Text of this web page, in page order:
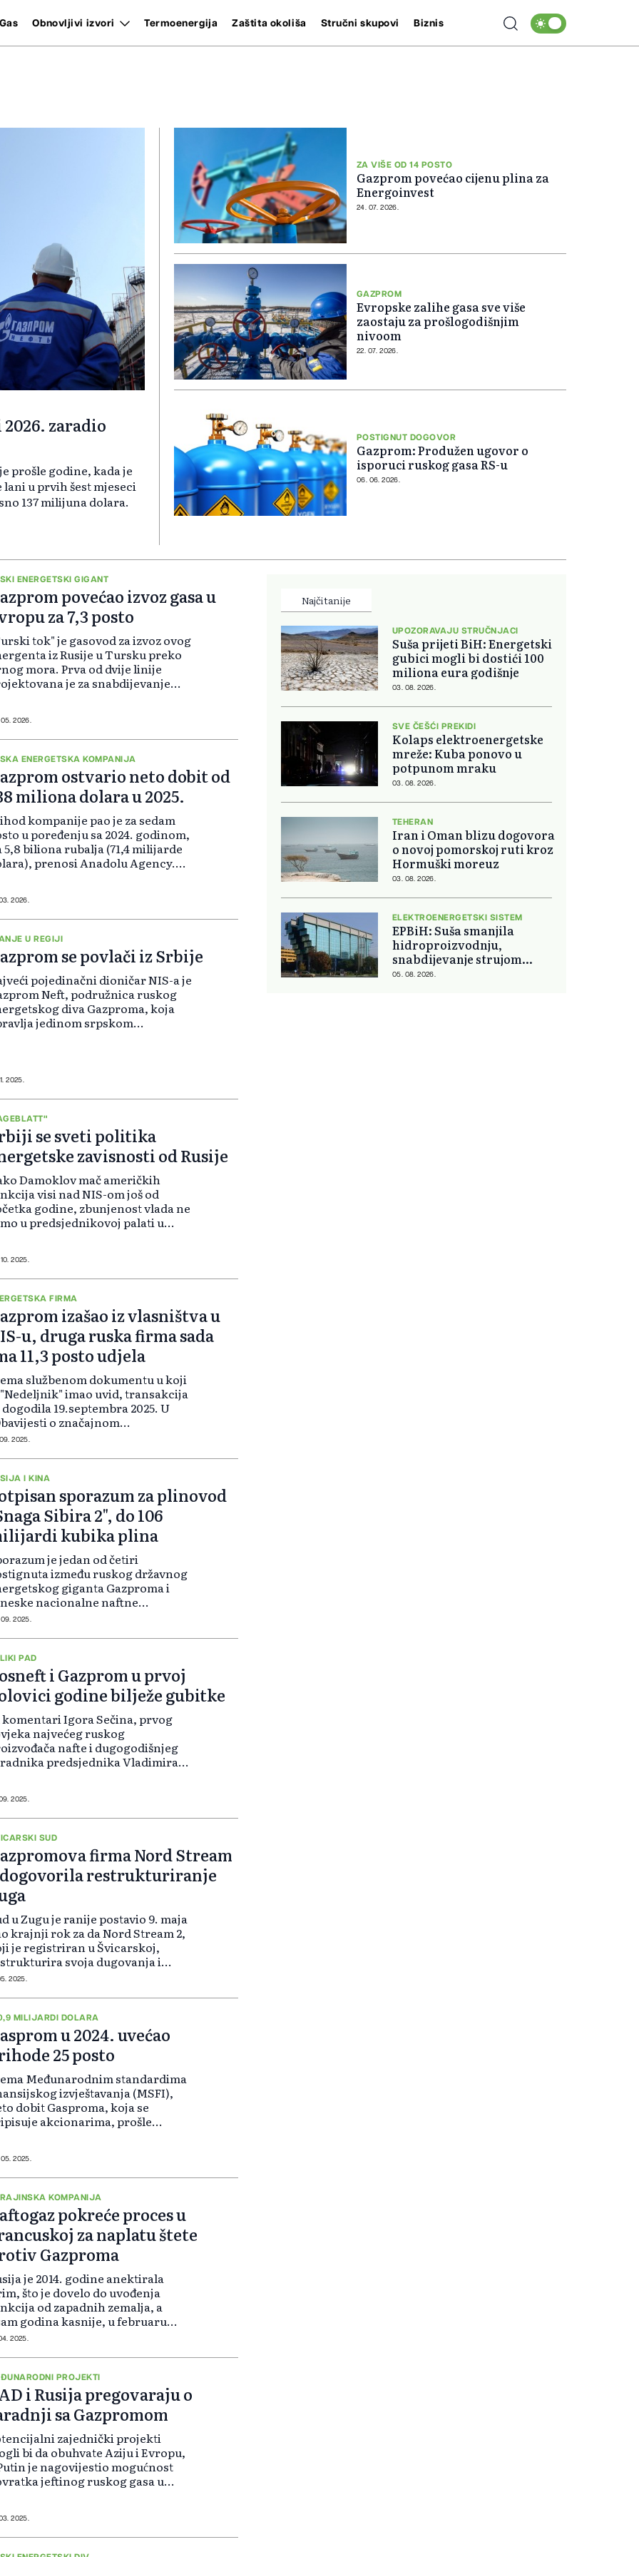
Gas Obnovljivi izvori Termoenergija Zaštita okoliša Stručni skupovi Biznis
zaradio
prošle godine, kada je
u prvih šest mjeseci
137 milijuna dolara.
ZA VIŠE OD 14 POSTO
Gazprom povećao cijenu plina za
Energoinvest
24. 07. 2026.
GAZPROM
Evropske zalihe gasa sve više
zaostaju za prošlogodišnjim
nivoom
22. 07. 2026.
POSTIGNUT DOGOVOR
Gazprom: Produžen ugovor o
isporuci ruskog gasa RS-u
06. 06. 2026.
ENERGETSKI GIGANT
povećao izvoz gasa u
za 7,3 posto
tok" je gasovod za izvoz ovog
iz Rusije u Tursku preko
mora. Prva od dvije linije
je za snabdijevanje
Evrope. Među njima su...
2026.
ENERGETSKA KOMPANIJA
ostvario neto dobit od
miliona dolara u 2025.
kompanije pao je za sedam
u poređenju sa 2024. godinom,
5,8 biliona rubalja (71,4 milijarde
prenosi Anadolu Agency.
Gazprom je zabilježi...
2026.
U REGIJI
se povlači iz Srbije
pojedinačni dioničar NIS-a je
Neft, podružnica ruskog
diva Gazproma, koja
jedinom srpskom
dok srbi...
2025.
se sveti politika
zavisnosti od Rusije
Damoklov mač američkih
visi nad NIS-om još od
godine, zbunjenost vlada ne
u predsjednikovoj palati u
država koja vrluda između
i Zapa...
2025.
FIRMA
izašao iz vlasništva u
u, druga ruska firma sada
11,3 posto udjela
službenom dokumentu u koji
imao uvid, transakcija
dogodila 19.septembra 2025. U
o značajnom
koju je potpisao
se da je ruska firma
st...
2025.
I KINA
sporazum za plinovod
Sibira 2", do 106
kubika plina
je jedan od četiri
između ruskog državnog
giganta Gazproma i
nacionalne naftne
Prema riječima
Millera, plinovod "Snaga
2" će biti najveći, naj...
2025.
PAD
i Gazprom u prvoj
godine bilježe gubitke
Igora Sečina, prvog
najvećeg ruskog
nafte i dugogodišnjeg
predsjednika Vladimira
zbog strategije kluba OPEC+
ubrzanje pov...
2025.
SUD
firma Nord Stream
restrukturiranje
u Zugu je ranije postavio 9. maja
krajnji rok za da Nord Stream 2,
je registriran u Švicarskoj,
svoja dugovanja i
manje vjerovnike, i rekao da
Firma je osnovana za...
2025.
MILIJARDI DOLARA
u 2024. uvećao
25 posto
Međunarodnim standardima
izvještavanja (MSFI),
dobit Gasproma, koja se
akcionarima, prošle
imao gubitak od 7,7 milijardi
preno...
2025.
KOMPANIJA
pokreće proces u
za naplatu štete
Gazproma
je 2014. godine anektirala
što je dovelo do uvođenja
od zapadnih zemalja, a
godina kasnije, u februaru
godine, pokrenula je
je još u aprilu 2023. godine
d...
2025.
PROJEKTI
i Rusija pregovaraju o
sa Gazpromom
zajednički projekti
bi da obuhvate Aziju i Evropu,
je nagovijestio mogućnost
jeftinog ruskog gasa u
u međunarodnim
2025.
Najčitanije
UPOZORAVAJU STRUČNJACI
Suša prijeti BiH: Energetski
gubici mogli bi dostići 100
miliona eura godišnje
03. 08. 2026.
SVE ČEŠĆI PREKIDI
Kolaps elektroenergetske
mreže: Kuba ponovo u
potpunom mraku
03. 08. 2026.
TEHERAN
Iran i Oman blizu dogovora
o novoj pomorskoj ruti kroz
Hormuški moreuz
03. 08. 2026.
ELEKTROENERGETSKI SISTEM
EPBiH: Suša smanjila
hidroproizvodnju,
snabdijevanje strujom
ostaje stabilno
05. 08. 2026.